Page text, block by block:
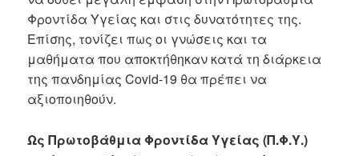
Φροντίδα Υγείας και στις δυνατότητες της.
Επίσης, τονίζει πως οι γνώσεις και τα
μαθήματα που αποκτήθηκαν κατά τη διάρκεια
της πανδημίας Covid-19 θα πρέπει να
αξιοποιηθούν.
Ως Πρωτοβάθμια Φροντίδα Υγείας (Π.Φ.Υ.)